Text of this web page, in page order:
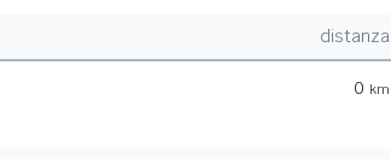
distanza
0 km